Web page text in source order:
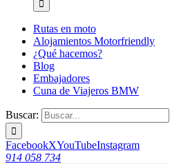
Rutas en moto
Alojamientos Motorfriendly
¿Qué hacemos?
Blog
Embajadores
Cuna de Viajeros BMW
Buscar:
FacebookXYouTubeInstagram
914 058 734